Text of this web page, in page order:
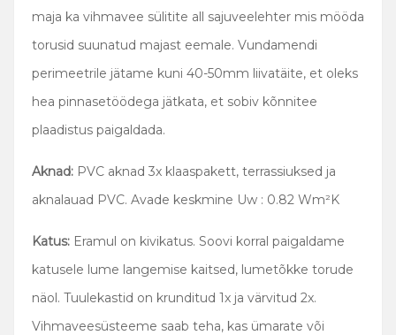
maja ka vihmavee sülitite all sajuveelehter mis mööda
torusid suunatud majast eemale. Vundamendi
perimeetrile jätame kuni 40-50mm liivatäite, et oleks
hea pinnasetöödega jätkata, et sobiv kõnnitee
plaadistus paigaldada.
Aknad: PVC aknad 3x klaaspakett, terrassiuksed ja
aknalauad PVC. Avade keskmine Uw : 0.82 Wm²K
Katus: Eramul on kivikatus. Soovi korral paigaldame
katusele lume langemise kaitsed, lumetõkke torude
näol. Tuulekastid on krunditud 1x ja värvitud 2x.
Vihmaveesüsteeme saab teha, kas ümarate või